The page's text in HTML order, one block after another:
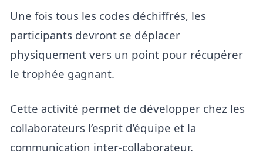
Une fois tous les codes déchiffrés, les
participants devront se déplacer
physiquement vers un point pour récupérer
le trophée gagnant.
Cette activité permet de développer chez les
collaborateurs l’esprit d’équipe et la
communication inter-collaborateur.